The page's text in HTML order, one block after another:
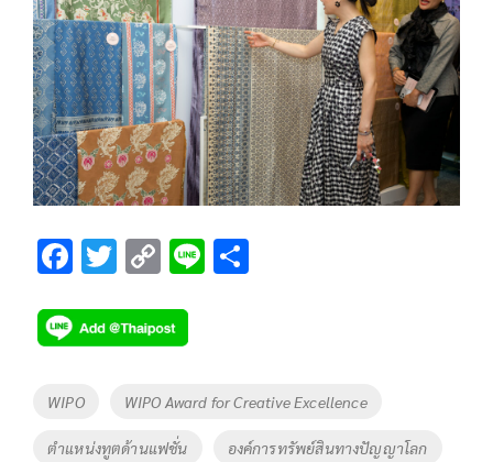
F
e
b
o
T
tt
er
C
p
y
Li
n
Li
Tags
WIPO WIPO Award for Creative Excellence
ตำแหน่งทูตด้านแฟชั่น องค์การทรัพย์สินทางปัญญาโลก